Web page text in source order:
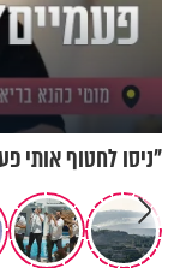
"ניסו לחטוף אותי